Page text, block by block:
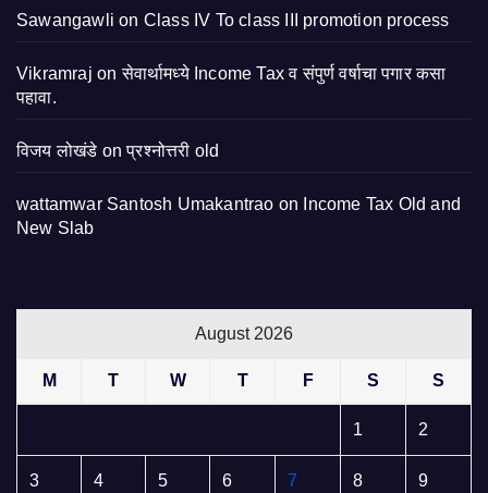
Sawangawli on Class IV To class III promotion process
Vikramraj onसेवार्थामध्ये Income Tax व संपुर्ण वर्षाचा पगार कसा
पहावा.
विजय लोखंडे onप्रश्नोत्तरी old
wattamwar Santosh Umakantrao on
Income Tax Old and
New Slab
August 2026
M T W T F S S
1 2
3 4 5 6 7 8 9